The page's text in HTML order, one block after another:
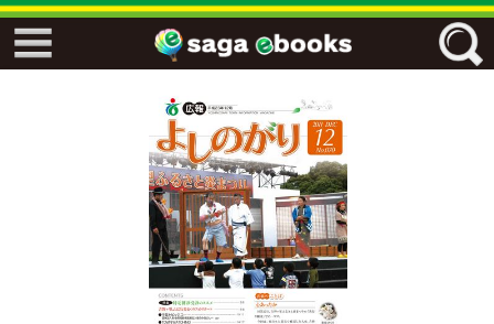
フリーワード
ジャンル
エリア